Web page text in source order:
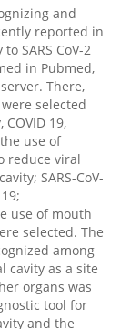
and
reported in
SARS CoV-2
in Pubmed,
There,
selected
19,
use of
reduce viral
SARS-CoV-
use of mouth
selected. The
among
cavity as a site
organs was
tool for
and the